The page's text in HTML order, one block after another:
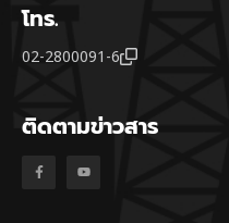
โทร.
02-2800091-6
ติดตามข่าวสาร